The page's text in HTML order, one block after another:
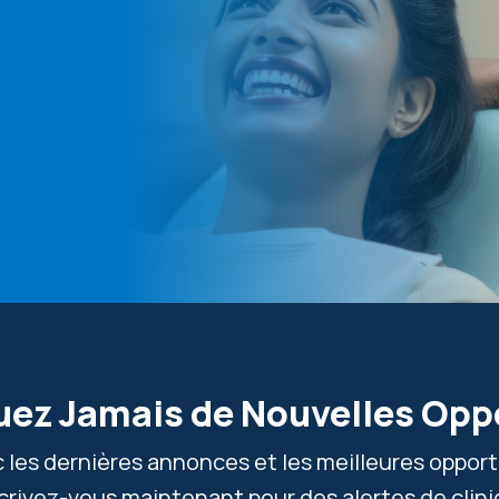
Jamais de Nouvelles
les dernières annonces et les meilleures